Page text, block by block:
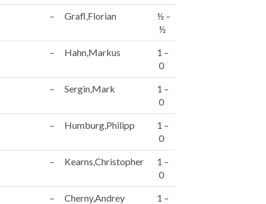
– Grafl,Florian
½ –
½
– Hahn,Markus
1 –
0
– Sergin,Mark
1 –
0
– Humburg,Philipp
1 –
0
– Kearns,Christopher
1 –
0
– Cherny,Andrey
1 –